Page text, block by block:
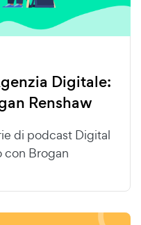
Digitale:
Renshaw
di podcast Digital
con Brogan